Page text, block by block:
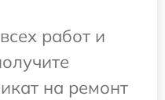
работ и
на ремонт